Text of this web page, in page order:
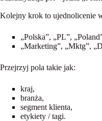
Kolejny krok to ujednolicenie
„Polska”, „PL”,
„Marketing”, „Mktg”,
Przejrzyj pola takie jak:
kraj,
branża,
segment klienta,
etykiety / tagi.